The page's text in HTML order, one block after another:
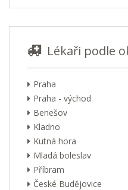
Lékaři podle
Praha
Praha - východ
Benešov
Kladno
Kutná hora
Mladá boleslav
Příbram
České Budějovice